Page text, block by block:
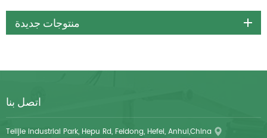
منتوجات جديدة
اتصل بنا
Telijie Industrial Park, Hepu Rd, Feidong, Hefei, Anhui,China